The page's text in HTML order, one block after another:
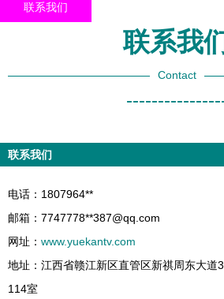
联系我们
联系我
Contact
联系我们
电话：1807964**
邮箱：7747778**387@qq.com
网址： www.yuekantv.com
地址：江西省赣江新区直管区新祺周东大道
114室